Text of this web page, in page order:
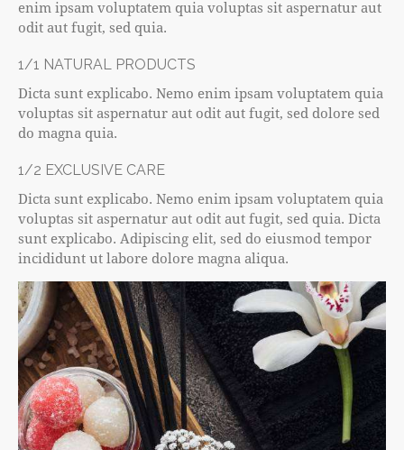
enim ipsam voluptatem quia voluptas sit aspernatur aut
odit aut fugit, sed quia.
1/1 NATURAL PRODUCTS
Dicta sunt explicabo. Nemo enim ipsam voluptatem quia
voluptas sit aspernatur aut odit aut fugit, sed dolore sed
do magna quia.
1/2 EXCLUSIVE CARE
Dicta sunt explicabo. Nemo enim ipsam voluptatem quia
voluptas sit aspernatur aut odit aut fugit, sed quia. Dicta
sunt explicabo. Adipiscing elit, sed do eiusmod tempor
incididunt ut labore dolore magna aliqua.